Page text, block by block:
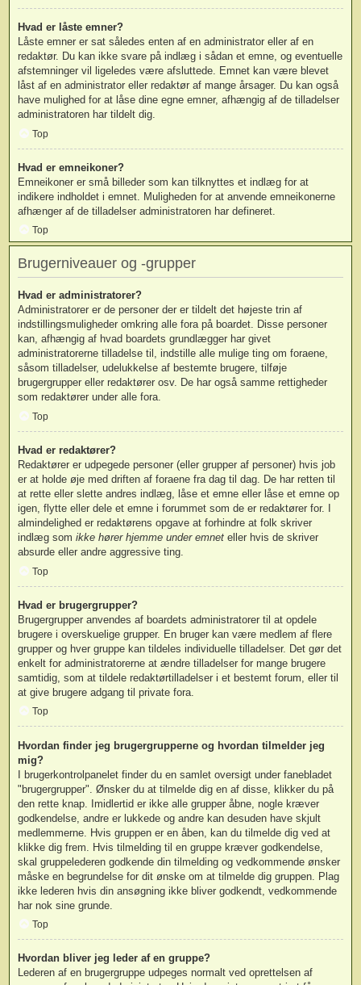
Hvad er låste emner?
Låste emner er sat således enten af en administrator eller af en
redaktør. Du kan ikke svare på indlæg i sådan et emne, og eventuelle
afstemninger vil ligeledes være afsluttede. Emnet kan være blevet
låst af en administrator eller redaktør af mange årsager. Du kan også
have mulighed for at låse dine egne emner, afhængig af de tilladelser
administratoren har tildelt dig.
Top
Hvad er emneikoner?
Emneikoner er små billeder som kan tilknyttes et indlæg for at
indikere indholdet i emnet. Muligheden for at anvende emneikonerne
afhænger af de tilladelser administratoren har defineret.
Top
Brugerniveauer og -grupper
Hvad er administratorer?
Administratorer er de personer der er tildelt det højeste trin af
indstillingsmuligheder omkring alle fora på boardet. Disse personer
kan, afhængig af hvad boardets grundlægger har givet
administratorerne tilladelse til, indstille alle mulige ting om foraene,
såsom tilladelser, udelukkelse af bestemte brugere, tilføje
brugergrupper eller redaktører osv. De har også samme rettigheder
som redaktører under alle fora.
Top
Hvad er redaktører?
Redaktører er udpegede personer (eller grupper af personer) hvis job
er at holde øje med driften af foraene fra dag til dag. De har retten til
at rette eller slette andres indlæg, låse et emne eller låse et emne op
igen, flytte eller dele et emne i forummet som de er redaktører for. I
almindelighed er redaktørens opgave at forhindre at folk skriver
indlæg som ikke hører hjemme under emnet eller hvis de skriver
absurde eller andre aggressive ting.
Top
Hvad er brugergrupper?
Brugergrupper anvendes af boardets administratorer til at opdele
brugere i overskuelige grupper. En bruger kan være medlem af flere
grupper og hver gruppe kan tildeles individuelle tilladelser. Det gør det
enkelt for administratorerne at ændre tilladelser for mange brugere
samtidig, som at tildele redaktørtilladelser i et bestemt forum, eller til
at give brugere adgang til private fora.
Top
Hvordan finder jeg brugergrupperne og hvordan tilmelder jeg
mig?
I brugerkontrolpanelet finder du en samlet oversigt under fanebladet
"brugergrupper". Ønsker du at tilmelde dig en af disse, klikker du på
den rette knap. Imidlertid er ikke alle grupper åbne, nogle kræver
godkendelse, andre er lukkede og andre kan desuden have skjult
medlemmerne. Hvis gruppen er en åben, kan du tilmelde dig ved at
klikke dig frem. Hvis tilmelding til en gruppe kræver godkendelse,
skal gruppelederen godkende din tilmelding og vedkommende ønsker
måske en begrundelse for dit ønske om at tilmelde dig gruppen. Plag
ikke lederen hvis din ansøgning ikke bliver godkendt, vedkommende
har nok sine grunde.
Top
Hvordan bliver jeg leder af en gruppe?
Lederen af en brugergruppe udpeges normalt ved oprettelsen af